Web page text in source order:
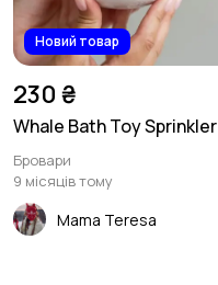
Новий товар
230 ₴
Whale Bath Toy Sprinkler
Бровари
9 місяців тому
Mama Teresa